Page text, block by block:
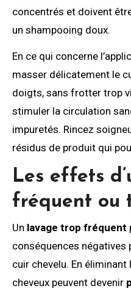
concentrés et doivent
un shampooing doux.
En ce qui concerne
masser délicatement le
doigts, sans frotter trop
stimuler la circulation
impuretés. Rincez
résidus de produit qui
Les effets
fréquent ou
Un lavage trop fréquent
conséquences négatives
cuir chevelu. En
cheveux peuvent devenir